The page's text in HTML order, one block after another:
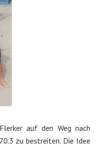
auf den Weg nach
zu bestreiten. Die Idee